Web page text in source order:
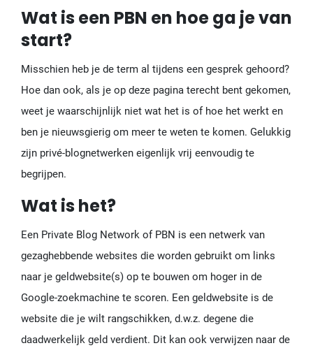
Wat is een PBN en hoe ga je van
start?
Misschien heb je de term al tijdens een gesprek gehoord?
Hoe dan ook, als je op deze pagina terecht bent gekomen,
weet je waarschijnlijk niet wat het is of hoe het werkt en
ben je nieuwsgierig om meer te weten te komen. Gelukkig
zijn privé-blognetwerken eigenlijk vrij eenvoudig te
begrijpen.
Wat is het?
Een Private Blog Network of PBN is een netwerk van
gezaghebbende websites die worden gebruikt om links
naar je geldwebsite(s) op te bouwen om hoger in de
Google-zoekmachine te scoren. Een geldwebsite is de
website die je wilt rangschikken, d.w.z. degene die
daadwerkelijk geld verdient. Dit kan ook verwijzen naar de